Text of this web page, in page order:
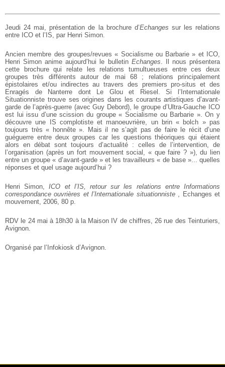
Jeudi 24 mai, présentation de la brochure d’Echanges sur les relations
entre ICO et l’IS, par Henri Simon.
Ancien membre des groupes/revues « Socialisme ou Barbarie » et ICO,
Henri Simon anime aujourd’hui le bulletin Echanges. Il nous présentera
cette brochure qui relate les relations tumultueuses entre ces deux
groupes très différents autour de mai 68 ; relations principalement
épistolaires et/ouindirectes au travers des premiers pro-situs et des
Enragés de Nanterre dont Le Glou et Riesel. Si l’Internationale
Situationniste trouve ses origines dans les courants artistiques d’avant-
garde de l’après-guerre (avec Guy Debord), le groupe d’Ultra-Gauche ICO
est lui issu d’unescission du groupe « Socialisme ou Barbarie ». On y
découvre une IS complotiste et manoeuvrière, un brin « bolch » pas
toujours très « honnête ». Mais il ne s’agit pas de faire le récit d’une
guéguerre entre deux groupes car les questions théoriques qui étaient
alors en débat sont toujours d’actualité : celles de l’intervention, de
l’organisation (après un fort mouvement social, « que faire ? »), du lien
entre un groupe « d’avant-garde » et les travailleurs « de base »... quelles
réponses et quel usage aujourd’hui ?
Henri Simon,ICO et l’IS, retour sur les relations entre Informations
correspondance ouvrières et l’Internationale situationniste, Echanges et
mouvement, 2006, 80 p.
RDV le 24 mai à 18h30 à la Maison IV de chiffres, 26 rue des Teinturiers,
Avignon.
Organisé par l’Infokiosk d’Avignon.